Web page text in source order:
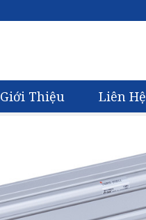
Giới Thiệu Liên Hệ